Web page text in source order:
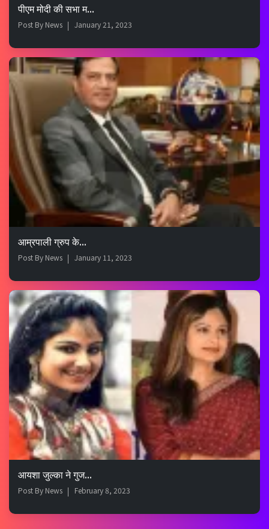
पीएम मोदी की सभा म...
Post By News January 21, 2023
आम्रपाली ग्रुप के...
Post By News January 11, 2023
आयशा जुल्का ने गुज...
Post By News February 8, 2023